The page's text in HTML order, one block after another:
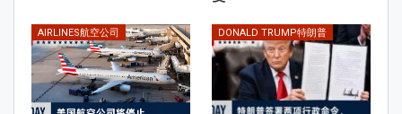
AIRLINES航空公司 DONALD TRUMP特朗普